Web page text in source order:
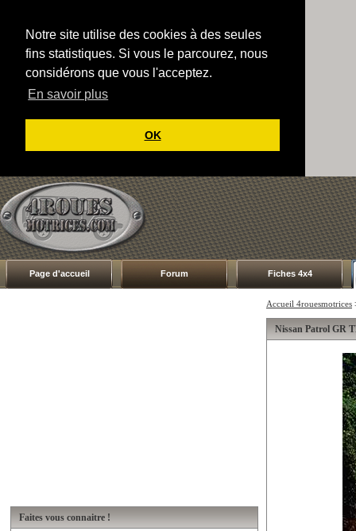
Notre site utilise des cookies à des seules
fins statistiques. Si vous le parcourez, nous
considérons que vous l'acceptez.
En savoir plus
OK
Page d'accueil Forum Fiches 4x4
Faites vous connaitre !
Accueil 4rouesmotrices
Nissan Patrol GR